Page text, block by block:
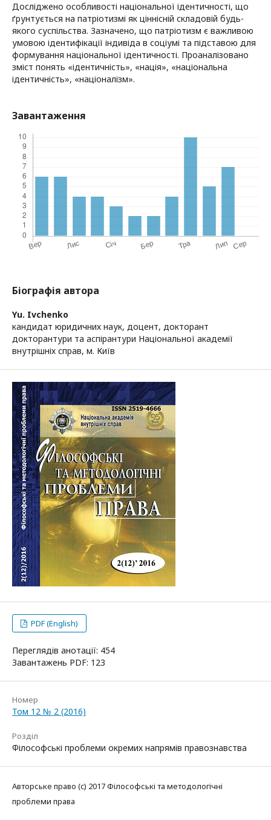
Досліджено особливості національної ідентичності, що
ґрунтується на патріотизмі як ціннісній складовій будь-
якого суспільства. Зазначено, що патріотизм є важливою
умовою ідентифікації індивіда в соціумі та підставою для
формування національної ідентичності. Проаналізовано
зміст понять «ідентичність», «нація», «національна
ідентичність», «націоналізм».
Завантаження
Біографія автора
Yu. Ivchenko
кандидат юридичних наук, доцент, докторант
докторантури та аспірантури Національної академії
внутрішніх справ, м. Київ
PDF (English)
Переглядів анотації: 454
Завантажень PDF: 123
Номер
Том 12 № 2 (2016)
Розділ
Філософські проблеми окремих напрямів правознавства
Авторське право (c) 2017 Філософські та методологічні
проблеми права